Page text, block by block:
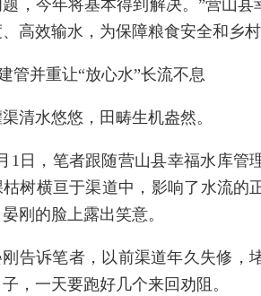
，今年将基本得到解决。”营山
高效输水，为保障粮食安全和乡
管并重让“放心水”长流不息
清水悠悠，田畴生机盎然。
1日，笔者跟随营山县幸福水库管
树横亘于渠道中，影响了水流的
刚的脸上露出笑意。
刚告诉笔者，以前渠道年久失修，
，一天要跑好几个来回劝阻。